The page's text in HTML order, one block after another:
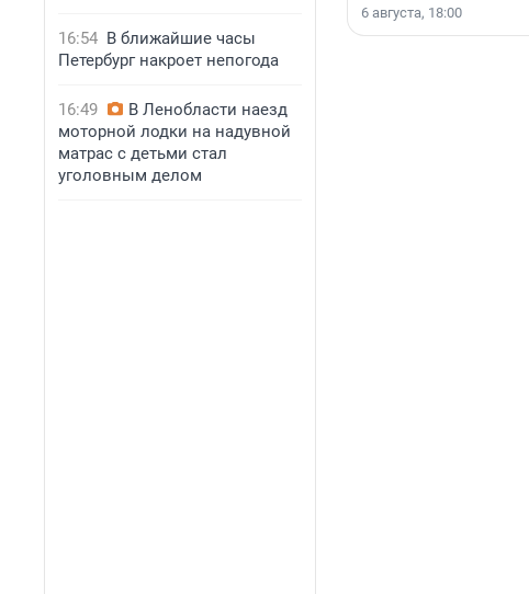
16:54 В ближайшие часы
Петербург накроет непогода
16:49
В Ленобласти наезд
моторной лодки на надувной
матрас с детьми стал
уголовным делом
6 августа, 18:00